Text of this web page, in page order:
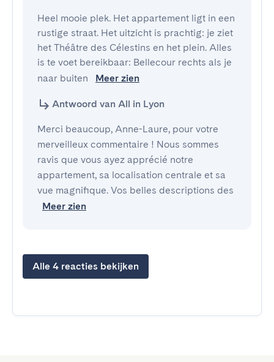
Heel mooie plek. Het appartement ligt in een
rustige straat. Het uitzicht is prachtig: je ziet
het Théâtre des Célestins en het plein. Alles
is te voet bereikbaar: Bellecour rechts als je
naar buiten
Meer zien
Antwoord van All in Lyon
Merci beaucoup, Anne-Laure, pour votre
merveilleux commentaire ! Nous sommes
ravis que vous ayez apprécié notre
appartement, sa localisation centrale et sa
vue magnifique. Vos belles descriptions des
Meer zien
Alle 4 reacties bekijken